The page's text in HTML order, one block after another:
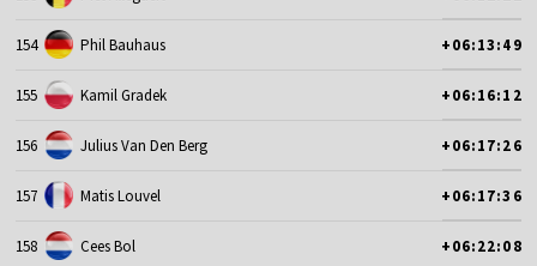
154 Phil Bauhaus +06:13:49
155 Kamil Gradek +06:16:12
156 Julius Van Den Berg +06:17:26
157 Matis Louvel +06:17:36
158 Cees Bol +06:22:08